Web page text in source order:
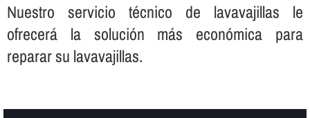
Nuestro servicio técnico de lavavajillas le
ofrecerá la solución más económica para
reparar su lavavajillas.